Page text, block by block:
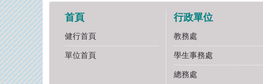
首頁
健行首頁
單位首頁
行政單位
教務處
學生事務處
總務處